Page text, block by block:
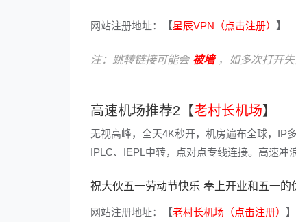
网站注册地址：【星辰VPN（点击注册） 】
注：跳转链接可能会 被墙，如多次打开失
高速机场推荐2【老村长机场】
无视高峰，全天4K秒开，机房遍布全球，IP
IPLC、IEPL中转，点对点专线连接。高速冲
祝大伙五一劳动节快乐 奉上开业和五一
网站注册地址：【老村长机场（点击注册） 】